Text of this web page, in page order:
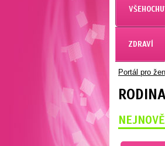
ZDRAVÍ
Portál pro